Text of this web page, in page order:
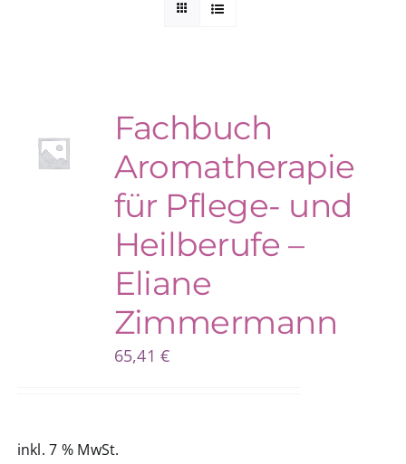
Fachbuch
Aromatherapie
für Pflege- und
Heilberufe –
Eliane
Zimmermann
65,41€
inkl. 7 % MwSt.